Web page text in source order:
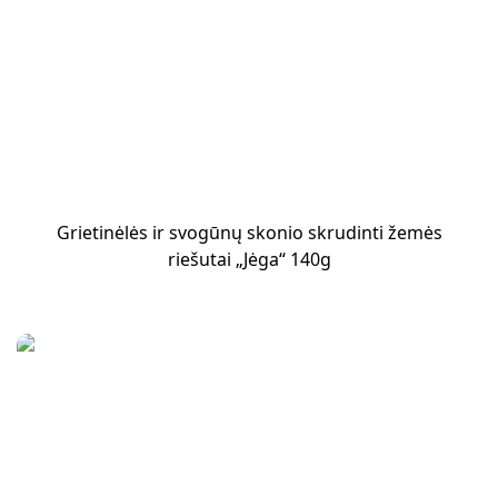
Grietinėlės ir svogūnų skonio skrudinti žemės
riešutai „Jėga“ 140g